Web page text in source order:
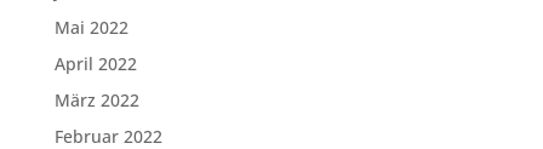
Mai 2022
April 2022
März 2022
Februar 2022